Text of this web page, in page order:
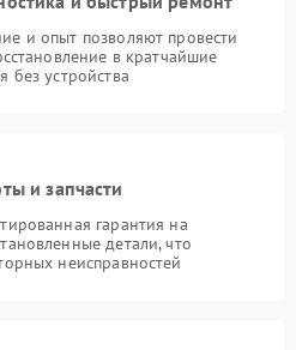
и опыт позволяют провести
в кратчайшие
без устройства
и запчасти
гарантия на
детали, что
неисправностей